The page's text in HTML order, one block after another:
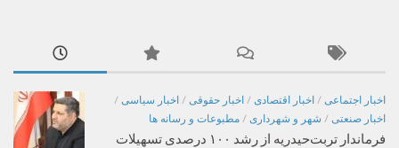
اخبار اجتماعی / اخبار اقتصادی / اخبار حقوقی / اخبار سیاسی /
اخبار صنعتی / شهر و شهرداری / مطبوعات و رسانه ها
فرماندار تربت‌حیدریه از رشد ۱۰۰ درصدی تسهیلات